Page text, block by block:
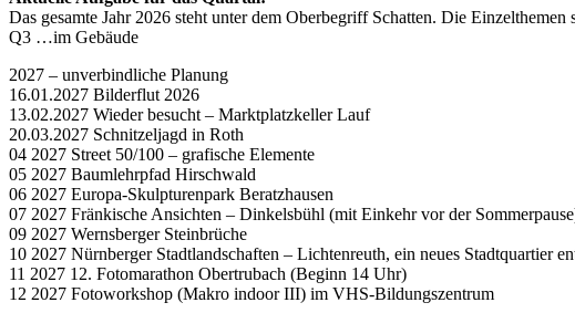
Das gesamte Jahr 2026 steht unter dem Oberbegriff Schatten. Die
Q3 …im Gebäude
2027 – unverbindliche Planung
16.01.2027 Bilderflut 2026
13.02.2027 Wieder besucht – Marktplatzkeller Lauf
20.03.2027 Schnitzeljagd in Roth
04 2027 Street 50/100 – grafische Elemente
05 2027 Baumlehrpfad Hirschwald
06 2027 Europa-Skulpturenpark Beratzhausen
07 2027 Fränkische Ansichten – Dinkelsbühl (mit Einkehr vor der
09 2027 Wernsberger Steinbrüche
10 2027 Nürnberger Stadtlandschaften – Lichtenreuth, ein neues Stadtquartier
11 2027 12. Fotomarathon Obertrubach (Beginn 14 Uhr)
12 2027 Fotoworkshop (Makro indoor III) im VHS-Bildungszentrum